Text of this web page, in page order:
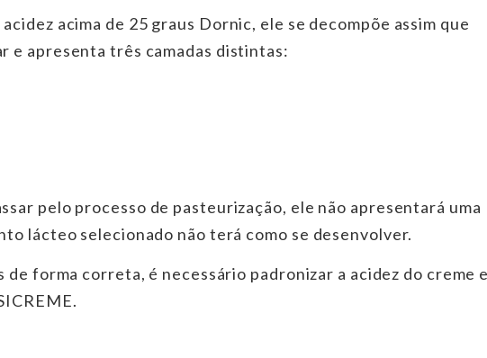
acima de 25 graus Dornic, ele se decompõe assim que
e apresenta três camadas distintas:
pelo processo de pasteurização, ele não apresentará uma
lácteo selecionado não terá como se desenvolver.
de forma correta, é necessário padronizar a acidez do creme